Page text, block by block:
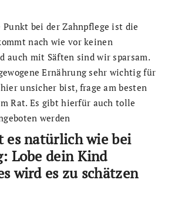
bei der Zahnpflege ist die
nach wie vor keinen
auch mit Säften sind wir sparsam.
Ernährung sehr wichtig für
unsicher bist, frage am besten
Rat. Es gibt hierfür auch tolle
werden
es natürlich wie bei
Lobe dein Kind
wird es zu schätzen